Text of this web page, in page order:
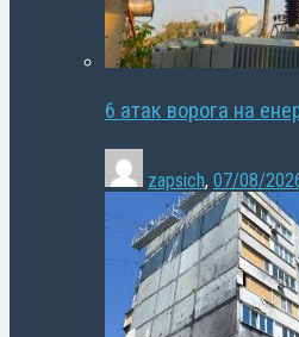
6 атак ворога на
zapsich, 07/08/